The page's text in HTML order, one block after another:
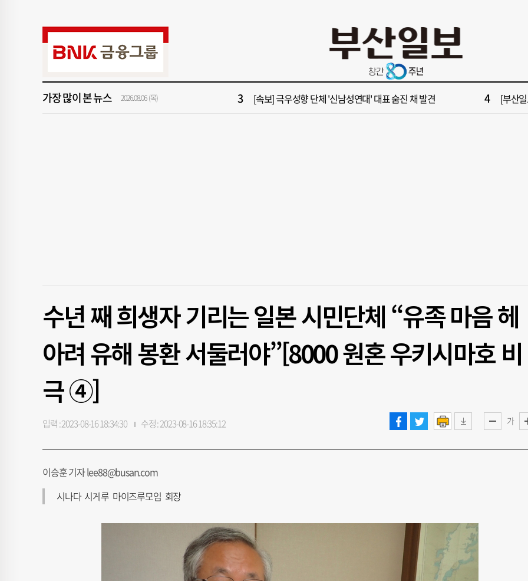
가장 많이 본 뉴스 2026.08.06 (목)
[속보] 폭염 부추기는 제13호 태풍 '돌핀' 이동경로 유동적…북쪽으로 꺾일까 [속보]
[속보] 극우성향 단체 '신남성연대' 대표 숨진 채 발견 [부산
5 '구포시장 가이드' 자처한 한동훈…'구포데이'로 북구 알리기 총력 6 “이 정
수년 째 희생자 기리는 일본 시민단체 “유족 마음 헤
아려 유해 봉환 서둘러야”[8000 원혼 우키시마호 비
극 ④]
가
입력 : 2023-08-16 18:34:30 수정 : 2023-08-16 18:35:12
이승훈 기자 lee88@busan.com
시나다 시게루 마이즈루모임 회장